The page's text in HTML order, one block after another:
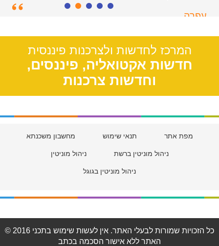
עפרה
המרכז לחדשות ולצרכנות פיננסית
חדשות אקטואליה, פיננסים,
וחדשות צרכנות
מפת אתר תנאי שימוש מחשבון משכנתא
ניהול מוניטין ברשת ניהול מוניטין
ניהול מוניטין בגוגל
© 2016 כל הזכויות שמורות לבעלי האתר. אין לעשות שימוש בתכני
האתר ללא אישור הסכמה בכתב